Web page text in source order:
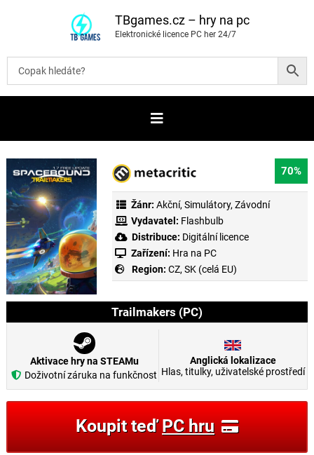
t
b
TBgames.cz – hry na pc
Elektronické licence PC her 24/7
70%
Žánr: Akční, Simulátory, Závodní
Vydavatel: Flashbulb
Distribuce: Digitální licence
Zařízení: Hra na PC
Region: CZ, SK (celá EU)
Trailmakers (PC)
Aktivace hry na STEAMu
Doživotní záruka na funkčnost
Anglická lokalizace
Hlas, titulky, uživatelské prostředí
Koupit teďPC hru